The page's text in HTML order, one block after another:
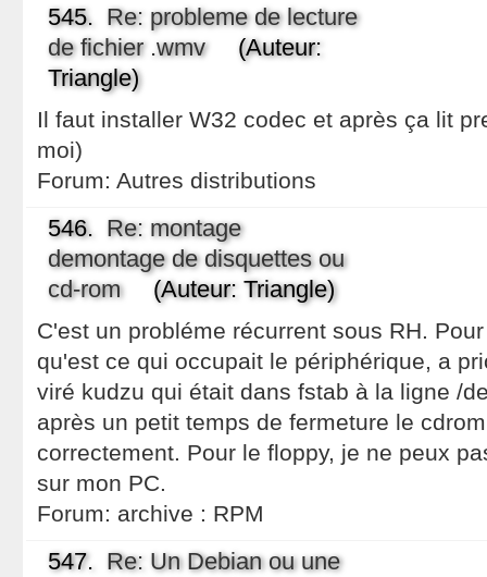
545. Re: probleme de lecture
de fichier .wmv(Auteur:
Triangle)
Il faut installer W32 codec et après ça lit
moi)
Forum: Autres distributions
546. Re: montage
demontage de disquettes ou
cd-rom(Auteur: Triangle)
C'est un probléme récurrent sous RH.
qu'est ce qui occupait le périphérique, a
viré kudzu qui était dans fstab à la ligne /
après un petit temps de fermeture le
correctement. Pour le floppy, je ne peux
sur mon PC.
Forum: archive : RPM
547. Re: Un Debian ou une